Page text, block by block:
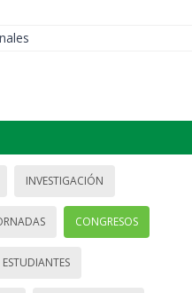
INVESTIGACIÓN
CONGRESOS
ESTUDIANTES